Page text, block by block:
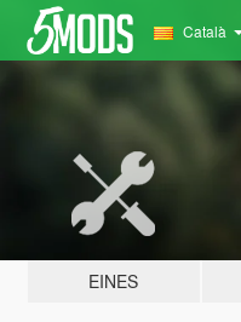
Català
EINES